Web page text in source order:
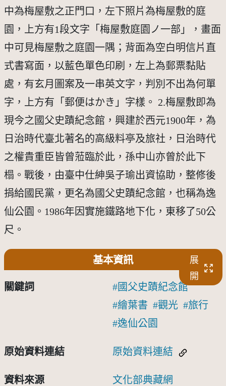
中為梅屋敷之正門口，左下照片為梅屋敷的庭
園，上方有1段文字「梅屋敷庭園ノ一部」，畫面
中可見梅屋敷之庭園一隅；背面為空白明信片直
式書寫面，以藍色單色印刷，左上為郵票黏貼
處，有玄月圖案及一串英文字，判別不出為何單
字，上方有「郵便はかき」字樣。 2.梅屋敷即為
現今之國父史蹟紀念館，興建於西元1900年，為
日治時代臺北著名的高級料亭及旅社，日治時代
之權貴重臣皆曾蒞臨於此，孫中山亦曾於此下
榻。戰後，由臺中仕紳吳子瑜出資協助，整修後
捐給國民黨，更名為國父史蹟紀念館，也稱為逸
仙公園。1986年因實施鐵路地下化，東移了50公
尺。
基本資訊
展
開
關鍵詞
國父史蹟紀念館
繪葉書
觀光
旅行
逸仙公園
原始資料連結 原始資料連結
資料來源 文化部典藏網